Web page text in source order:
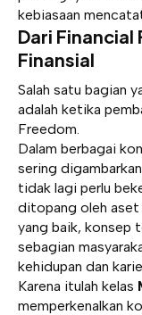
kebiasaan
Dari Financial
Finansial
Salah satu bagian
adalah ketika
Freedom.
Dalam berbagai
sering
tidak lagi perlu
ditopang oleh aset
yang baik, konsep
sebagian
kehidupan dan
Karena itulah kelas
memperkenalkan